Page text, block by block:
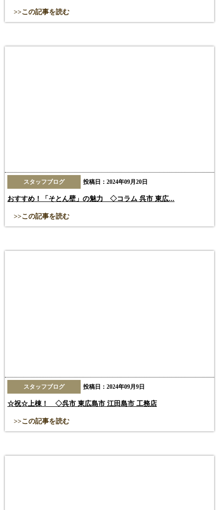
>>この記事を読む
スタッフブログ 投稿日：2024年09月20日
おすすめ！「そとん壁」の魅力 ◇コラム 呉市 東広...
>>この記事を読む
スタッフブログ 投稿日：2024年09月9日
☆祝☆上棟！ ◇呉市 東広島市 江田島市 工務店
>>この記事を読む